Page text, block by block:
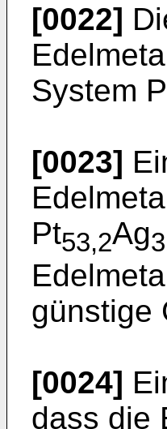
[0022]
System
[0023]
Pt53,2Ag
günstige
[0024]
dass die